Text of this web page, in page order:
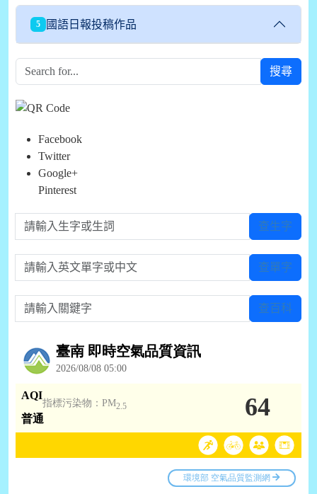
5 國語日報投稿作品
搜尋
Facebook
Twitter
Google+
Pinterest
請輸入生字或生詞 查生字
請輸入英文單字或中文 查單字
請輸入關鍵字 查百科